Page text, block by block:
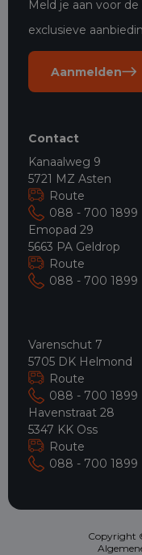
Meld je aan voor
exclusieve
Aanmelden
Contact
Kanaalweg 9
5721 MZ Asten
Route
088 - 700 1899
Emopad 29
5663 PA Geldrop
Route
088 - 700 1899
Varenschut 7
5705 DK Helmond
Route
088 - 700 1899
Havenstraat 28
5347 KK Oss
Route
088 - 700 1899
Copyright